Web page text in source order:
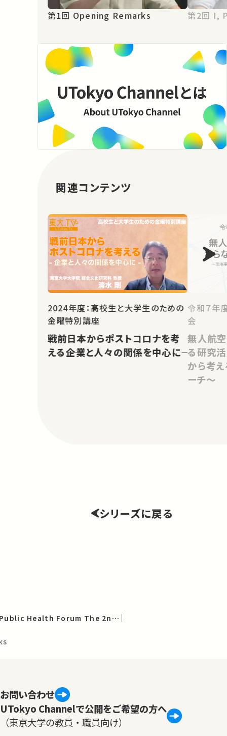
第1回 Opening Remarks 第
関連コンテンツ
2024年度：高校生と大学生のための
金曜特別講座
戦前日本からポストコロナを考
える――企業と人々の関係を中心に――
令和７年
会
無人航空
る研究
から考
ーチ～
シリーズに戻る
UTokyo School of Public Health Forum The 2nd Forum (English)
お問い合わせ
UTokyo Channelで公開をご希望の方へ
（東京大学の教員・職員向け）